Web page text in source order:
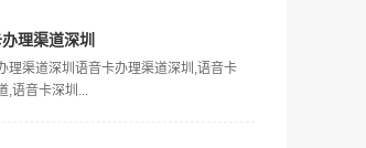
理渠道深圳
理渠道深圳语音卡办理渠道深圳,语音卡
,语音卡深圳...